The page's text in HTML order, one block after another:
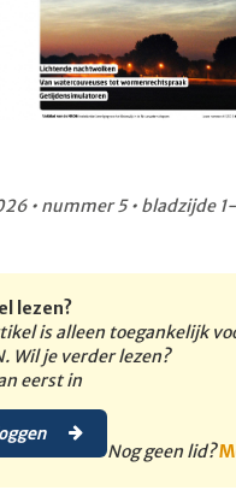
• nummer 5 • bladzijde
lezen?
is alleen toegankelijk
Wil je verder lezen?
eerst in
Nog geen lid?